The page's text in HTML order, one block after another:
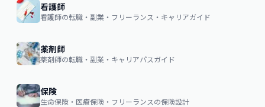
看護師
看護師の転職・副業・フリーランス・キャリアガイド
薬剤師
薬剤師の転職・副業・キャリアパスガイド
保険
生命保険・医療保険・フリーランスの保険設計